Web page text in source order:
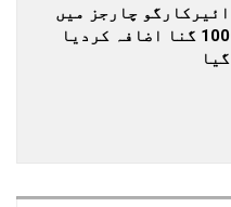
ائیرکارگو چارجز میں
100 گنا اضافہ کردیا
گیا